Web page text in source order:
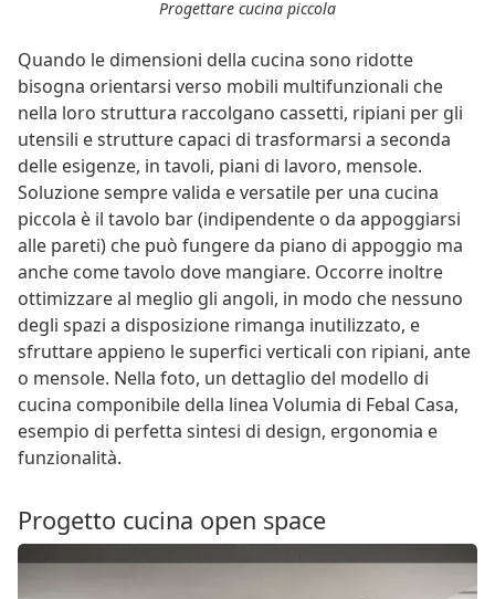
Progettare cucina piccola
Quando le dimensioni della cucina sono ridotte
bisogna orientarsi verso mobili multifunzionali che
nella loro struttura raccolgano cassetti, ripiani per gli
utensili e strutture capaci di trasformarsi a seconda
delle esigenze, in tavoli, piani di lavoro, mensole.
Soluzione sempre valida e versatile per una cucina
piccola è il tavolo bar (indipendente o da appoggiarsi
alle pareti) che può fungere da piano di appoggio ma
anche come tavolo dove mangiare. Occorre inoltre
ottimizzare al meglio gli angoli, in modo che nessuno
degli spazi a disposizione rimanga inutilizzato, e
sfruttare appieno le superfici verticali con ripiani, ante
o mensole. Nella foto, un dettaglio del modello di
cucina componibile della linea Volumia di Febal Casa,
esempio di perfetta sintesi di design, ergonomia e
funzionalità.
Progetto cucina open space